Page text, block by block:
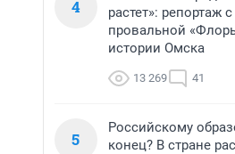
4
растет»: репортаж
провальной
истории Омска
13 269 41
5
Российскому
конец? В стране